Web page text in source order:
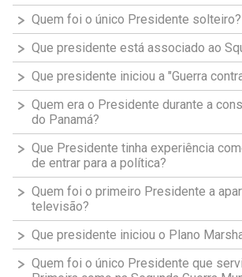
Quem foi o único Presidente solteiro?
Que presidente está associado ao
Que presidente iniciou a "Guerra
Quem era o Presidente durante a
do Panamá?
Que Presidente tinha experiência
de entrar para a política?
Quem foi o primeiro Presidente a
televisão?
Que presidente iniciou o Plano
Quem foi o único Presidente que